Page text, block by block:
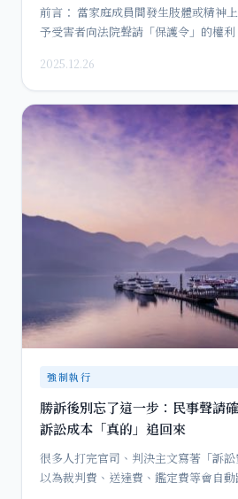
前言： 當家庭成員間發生肢體或精神
予受害者向法院聲請「保護令」的權
2025.12.26
強制執行
勝訴後別忘了這一步：民事聲請
訴訟成本「真的」追回來
很多人打完官司、判決主文寫著「訴
以為裁判費、送達費、鑑定費等會自